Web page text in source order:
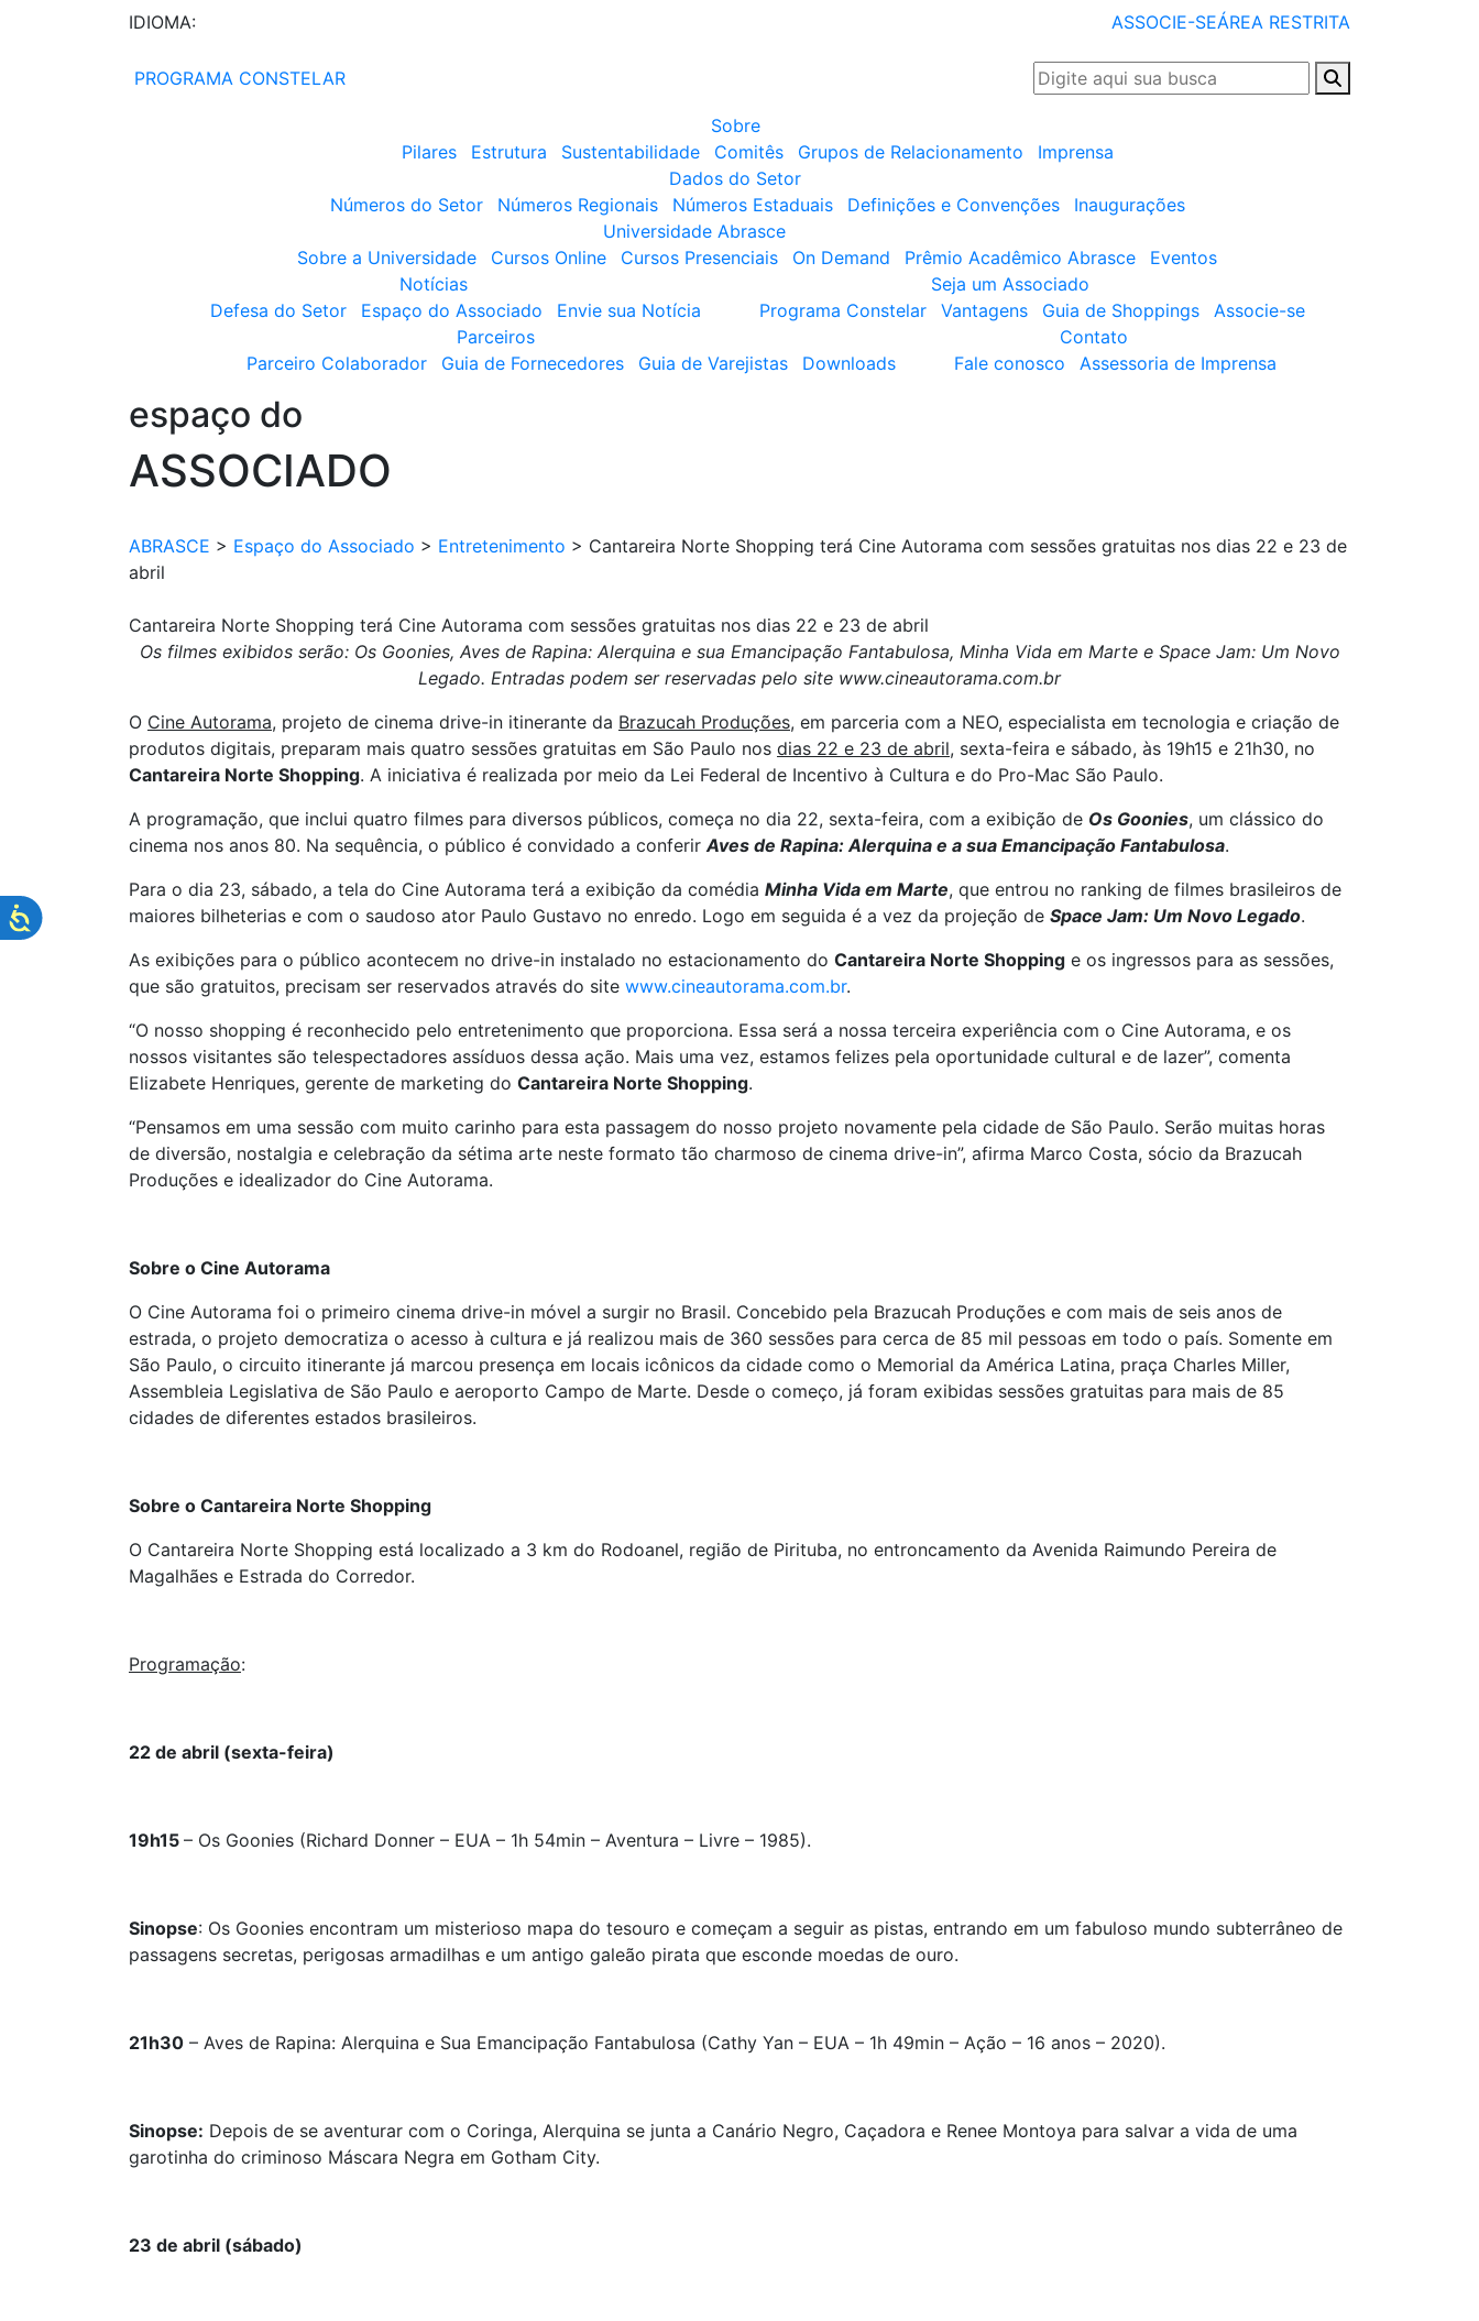
IDIOMA: ASSOCIE-SEÁREA RESTRITA
PROGRAMA CONSTELAR
Sobre
Pilares
Estrutura Sustentabilidade Comitês Grupos de Relacionamento
Imprensa
Dados do Setor
Números do Setor
Números Regionais Números Estaduais Definições e Convenções
Inaugurações
Universidade Abrasce
Sobre a Universidade
Cursos Online Cursos Presenciais On Demand Prêmio Acadêmico Abrasce
Eventos
Notícias
Defesa do Setor
Espaço do Associado Envie sua Notícia
Seja um Associado
Programa Constelar
Vantagens Guia de Shoppings
Associe-se
Parceiros
Parceiro Colaborador
Guia de Fornecedores Guia de Varejistas Downloads
Contato
Fale conosco
Assessoria de Imprensa
espaço do
ASSOCIADO
ABRASCE > Espaço do Associado > Entretenimento > Cantareira Norte Shopping terá Cine Autorama com sessões gratuitas nos dias 22 e 23 de
abril
Cantareira Norte Shopping terá Cine Autorama com sessões gratuitas nos dias 22 e 23 de abril
Os filmes exibidos serão: Os Goonies, Aves de Rapina: Alerquina e sua Emancipação Fantabulosa, Minha Vida em Marte e Space Jam: Um Novo
Legado. Entradas podem ser reservadas pelo site www.cineautorama.com.br
O Cine Autorama, projeto de cinema drive-in itinerante da Brazucah Produções, em parceria com a NEO, especialista em tecnologia e criação de
produtos digitais, preparam mais quatro sessões gratuitas em São Paulo nos dias 22 e 23 de abril, sexta-feira e sábado, às 19h15 e 21h30, no
Cantareira Norte Shopping. A iniciativa é realizada por meio da Lei Federal de Incentivo à Cultura e do Pro-Mac São Paulo.
A programação, que inclui quatro filmes para diversos públicos, começa no dia 22, sexta-feira, com a exibição de Os Goonies, um clássico do
cinema nos anos 80. Na sequência, o público é convidado a conferirAves de Rapina: Alerquina e a sua Emancipação Fantabulosa.
Para o dia 23, sábado, a tela do Cine Autorama terá a exibição da comédia Minha Vida em Marte, que entrou no ranking de filmes brasileiros de
maiores bilheterias e com o saudoso ator Paulo Gustavo no enredo. Logo em seguida é a vez da projeção de Space Jam: Um Novo Legado.
As exibições para o público acontecem no drive-in instalado no estacionamento do Cantareira Norte Shopping e os ingressos para as sessões,
que são gratuitos, precisam ser reservados através do site www.cineautorama.com.br.
“O nosso shopping é reconhecido pelo entretenimento que proporciona. Essa será a nossa terceira experiência com o Cine Autorama, e os
nossos visitantes são telespectadores assíduos dessa ação. Mais uma vez, estamos felizes pela oportunidade cultural e de lazer”, comenta
Elizabete Henriques, gerente de marketing do Cantareira Norte Shopping.
“Pensamos em uma sessão com muito carinho para esta passagem do nosso projeto novamente pela cidade de São Paulo. Serão muitas horas
de diversão, nostalgia e celebração da sétima arte neste formato tão charmoso de cinema drive-in”, afirma Marco Costa, sócio da Brazucah
Produções e idealizador do Cine Autorama.
Sobre o Cine Autorama
O Cine Autorama foi o primeiro cinema drive-in móvel a surgir no Brasil. Concebido pela Brazucah Produções e com mais de seis anos de
estrada, o projeto democratiza o acesso à cultura e já realizou mais de 360 sessões para cerca de 85 mil pessoas em todo o país. Somente em
São Paulo, o circuito itinerante já marcou presença em locais icônicos da cidade como o Memorial da América Latina, praça Charles Miller,
Assembleia Legislativa de São Paulo e aeroporto Campo de Marte. Desde o começo, já foram exibidas sessões gratuitas para mais de 85
cidades de diferentes estados brasileiros.
Sobre o Cantareira Norte Shopping
O Cantareira Norte Shopping está localizado a 3 km do Rodoanel, região de Pirituba, no entroncamento da Avenida Raimundo Pereira de
Magalhães e Estrada do Corredor.
Programação:
22 de abril (sexta-feira)
19h15 – Os Goonies (Richard Donner – EUA – 1h 54min – Aventura – Livre – 1985).
Sinopse: Os Goonies encontram um misterioso mapa do tesouro e começam a seguir as pistas, entrando em um fabuloso mundo subterrâneo de
passagens secretas, perigosas armadilhas e um antigo galeão pirata que esconde moedas de ouro.
21h30 – Aves de Rapina: Alerquina e Sua Emancipação Fantabulosa (Cathy Yan – EUA – 1h 49min – Ação – 16 anos – 2020).
Sinopse: Depois de se aventurar com o Coringa, Alerquina se junta a Canário Negro, Caçadora e Renee Montoya para salvar a vida de uma
garotinha do criminoso Máscara Negra em Gotham City.
23 de abril (sábado)